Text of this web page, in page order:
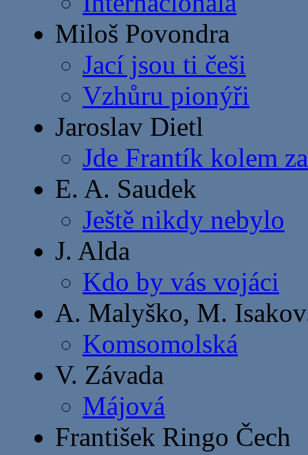
Miloš Povondra
Jací jsou ti češi
Vzhůru pionýři
Jaroslav Dietl
Jde Frantík kolem
E. A. Saudek
Ještě nikdy nebylo
J. Alda
Kdo by vás vojáci
A. Malyško, M.
Komsomolská
V. Závada
Májová
František Ringo Čech